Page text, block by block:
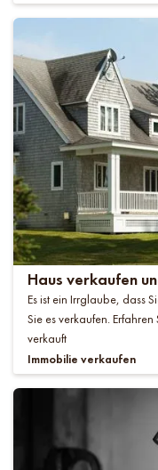
Haus verkaufen
Es ist ein Irrglaube, dass
Sie es verkaufen.
verkauft
Immobilie verkaufen